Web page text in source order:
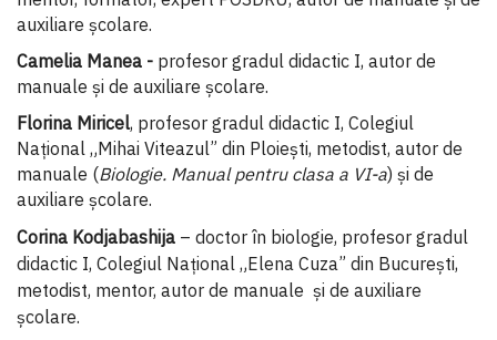
auxiliare școlare.
Camelia Manea - profesor gradul didactic I, autor de
manuale și de auxiliare școlare.
Florina Miricel, profesor gradul didactic I, Colegiul
Național „Mihai Viteazul” din Ploiești, metodist, autor de
manuale (Biologie. Manual pentru clasa a VI-a) și de
auxiliare școlare.
Corina Kodjabashija – doctor în biologie, profesor gradul
didactic I, Colegiul Național „Elena Cuza” din București,
metodist, mentor, autor de manuale și de auxiliare
școlare.